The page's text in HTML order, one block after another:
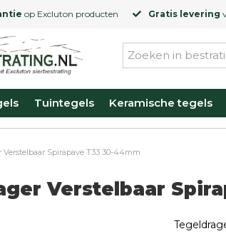
op Excluton producten Gratis levering
Tuintegels Keramische tegels
Verstelbaar Spirapave T33 30-44mm
Verstelbaar